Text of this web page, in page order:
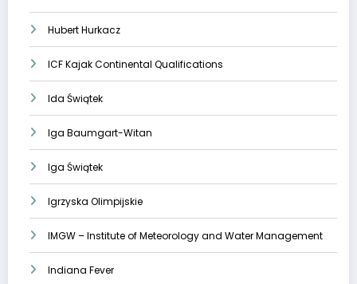
Hubert Hurkacz
ICF Kajak Continental Qualifications
Ida Świątek
Iga Baumgart-Witan
Iga Świątek
Igrzyska Olimpijskie
IMGW – Institute of Meteorology and Water Management
Indiana Fever